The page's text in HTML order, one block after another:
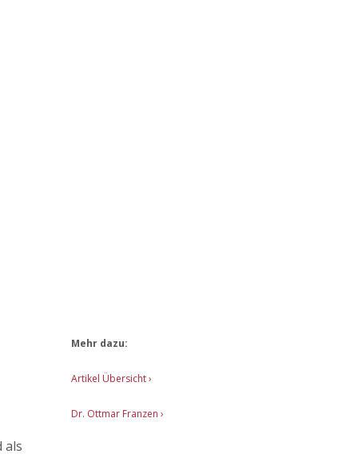
als
Mehr dazu:
Artikel Übersicht›
Dr. Ottmar Franzen ›